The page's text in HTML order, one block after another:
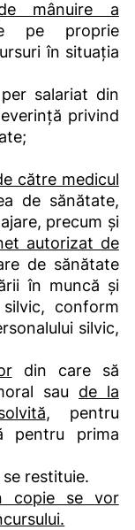
mânuire a
pe proprie
în situația
salariat din
privind
către medicul
de sănătate,
precum și
autorizat de
de sănătate
în muncă și
conform
silvic,
din care să
sau de la
, pentru
pentru prima
restituie.
copie se vor